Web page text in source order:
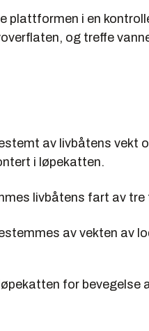
plattformen i en
og treffe
av livbåtens vekt
i løpekatten.
livbåtens fart av tre
av vekten av
for bevegelse